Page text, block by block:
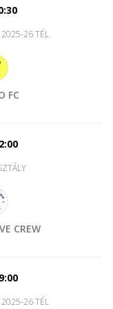
2025-26 TÉL
FC
CREW
2025-26 TÉL